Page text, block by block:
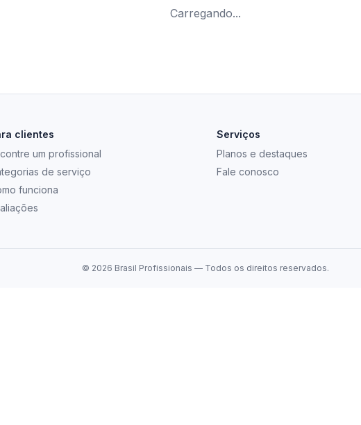
Carregando...
clientes
um profissional
de serviço
funciona
Serviços
Planos e destaques
Fale conosco
© 2026 Brasil Profissionais — Todos os direitos reservados.